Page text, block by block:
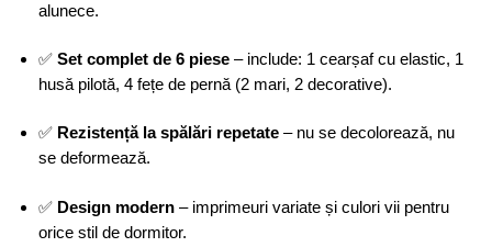
alunece.
✅ Set complet de 6 piese – include: 1 cearșaf cu elastic, 1
husă pilotă, 4 fețe de pernă (2 mari, 2 decorative).
✅ Rezistență la spălări repetate – nu se decolorează, nu
se deformează.
✅ Design modern – imprimeuri variate și culori vii pentru
orice stil de dormitor.